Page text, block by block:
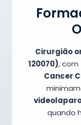
Cirurgião
120070),
Cancer
quando